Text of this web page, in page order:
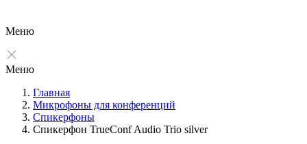
Меню
Меню
Главная
Микрофоны для конференций
Спикерфоны
Спикерфон TrueConf Audio Trio silver